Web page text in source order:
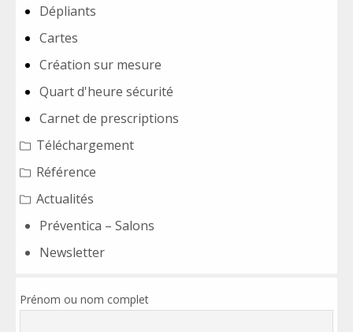
Dépliants
Cartes
Création sur mesure
Quart d'heure sécurité
Carnet de prescriptions
Téléchargement
Référence
Actualités
Préventica – Salons
Newsletter
Prénom ou nom complet